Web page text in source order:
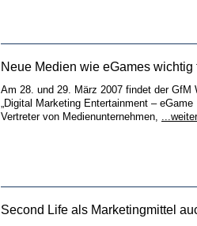
Neue Medien wie eGames
Am 28. und 29. März 2007 findet der
„Digital Marketing Entertainment –
Vertreter von Medienunternehmen, ...weiter
Second Life als Marketingmittel